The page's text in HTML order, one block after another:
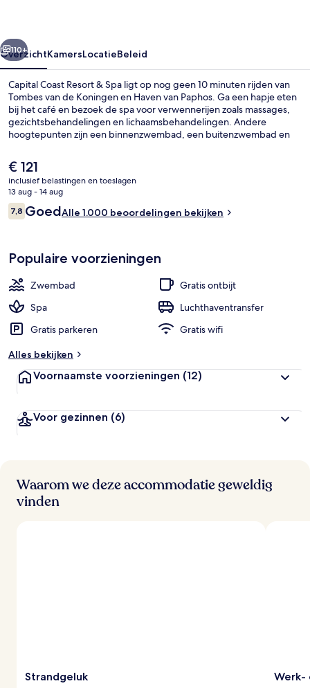
Volgende
110+
OverzichtKamersLocatieBeleid
Capital Coast Resort & Spa ligt op nog geen 10 minuten rijden van
Tombes van de Koningen en Haven van Paphos. Ga een hapje eten
bij het café en bezoek de spa voor verwennerijen zoals massages,
gezichtsbehandelingen en lichaamsbehandelingen. Andere
hoogtepunten zijn een binnenzwembad, een buitenzwembad en
De
huidige
prijs
is
€ 121
€ 121
inclusief belastingen en toeslagen
13 aug - 14 aug
Beoordelingen
7,87,8 op 10 –
GoedAlle 1.000 beoordelingen bekijken
Populaire voorzieningen
Zwembad
Gratis ontbijt
Spa
Luchthaventransfer
Gratis parkeren
Gratis wifi
Alles bekijken
Voornaamste voorzieningen (12)
Voor gezinnen (6)
Waarom we deze accommodatie geweldig
vinden
Strandgeluk Werk-